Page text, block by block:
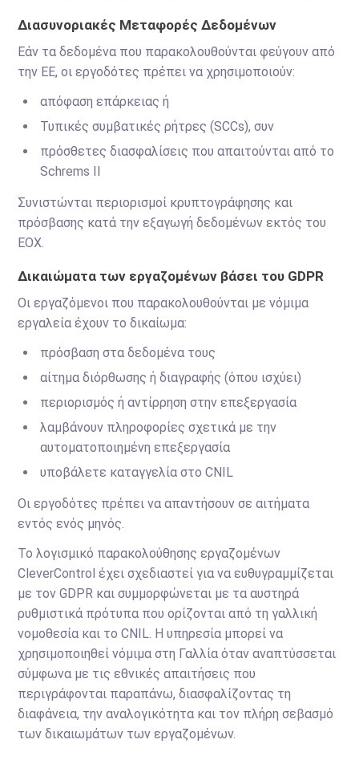
Διασυνοριακές Μεταφορές Δεδομένων
Εάν τα δεδομένα που παρακολουθούνται φεύγουν από
την ΕΕ, οι εργοδότες πρέπει να χρησιμοποιούν:
απόφαση επάρκειας ή
Τυπικές συμβατικές ρήτρες (SCCs), συν
πρόσθετες διασφαλίσεις που απαιτούνται από το
Schrems II
Συνιστώνται περιορισμοί κρυπτογράφησης και
πρόσβασης κατά την εξαγωγή δεδομένων εκτός του
ΕΟΧ.
Δικαιώματα των εργαζομένων βάσει του GDPR
Οι εργαζόμενοι που παρακολουθούνται με νόμιμα
εργαλεία έχουν το δικαίωμα:
πρόσβαση στα δεδομένα τους
αίτημα διόρθωσης ή διαγραφής (όπου ισχύει)
περιορισμός ή αντίρρηση στην επεξεργασία
λαμβάνουν πληροφορίες σχετικά με την
αυτοματοποιημένη επεξεργασία
υποβάλετε καταγγελία στο CNIL
Οι εργοδότες πρέπει να απαντήσουν σε αιτήματα
εντός ενός μηνός.
Το λογισμικό παρακολούθησης εργαζομένων
CleverControl έχει σχεδιαστεί για να ευθυγραμμίζεται
με τον GDPR και συμμορφώνεται με τα αυστηρά
ρυθμιστικά πρότυπα που ορίζονται από τη γαλλική
νομοθεσία και το CNIL. Η υπηρεσία μπορεί να
χρησιμοποιηθεί νόμιμα στη Γαλλία όταν αναπτύσσεται
σύμφωνα με τις εθνικές απαιτήσεις που
περιγράφονται παραπάνω, διασφαλίζοντας τη
διαφάνεια, την αναλογικότητα και τον πλήρη σεβασμό
των δικαιωμάτων των εργαζομένων.